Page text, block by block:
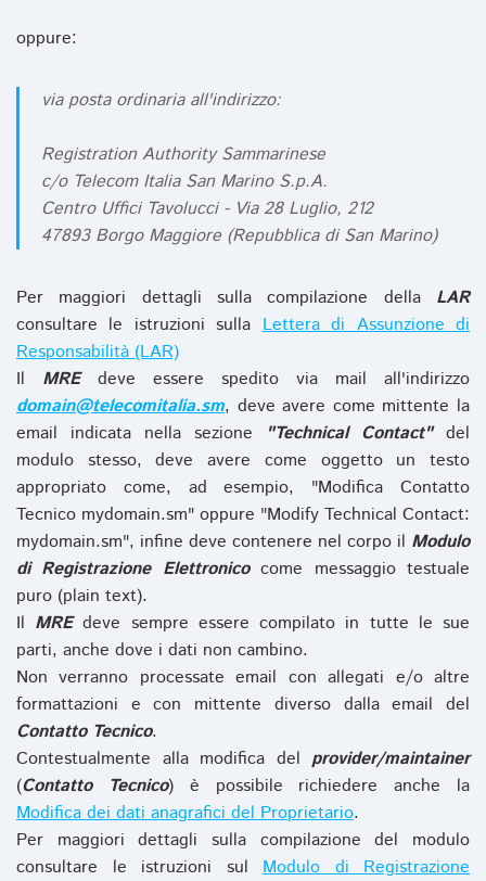
oppure:
via posta ordinaria all'indirizzo:
Registration Authority Sammarinese
c/o Telecom Italia San Marino S.p.A.
Centro Uffici Tavolucci - Via 28 Luglio, 212
47893 Borgo Maggiore (Repubblica di San Marino)
Per maggiori dettagli sulla compilazione della LAR
consultare le istruzioni sullaLettera di Assunzione di
Responsabilità (LAR)
Il MREdeve essere spedito via mail all'indirizzo
domain@telecomitalia.sm, deve avere come mittente la
email indicata nella sezione
"Technical Contact"del
modulo stesso, deve avere come oggetto un testo
appropriato come, ad esempio, "Modifica Contatto
Tecnico mydomain.sm" oppure "Modify Technical Contact:
mydomain.sm", infine deve contenere nel corpo il Modulo
di Registrazione Elettronicocome messaggio testuale
puro (plain text).
Il MREdeve sempre essere compilato in tutte le sue
parti, anche dove i dati non cambino.
Non verranno processate email con allegati e/o altre
formattazioni e con mittente diverso dalla email del
Contatto Tecnico.
Contestualmente alla modifica del provider/maintainer
(Contatto Tecnico) è possibile richiedere anche la
Modifica dei dati anagrafici del Proprietario.
Per maggiori dettagli sulla compilazione del modulo
consultare le istruzioni sul Modulo di Registrazione